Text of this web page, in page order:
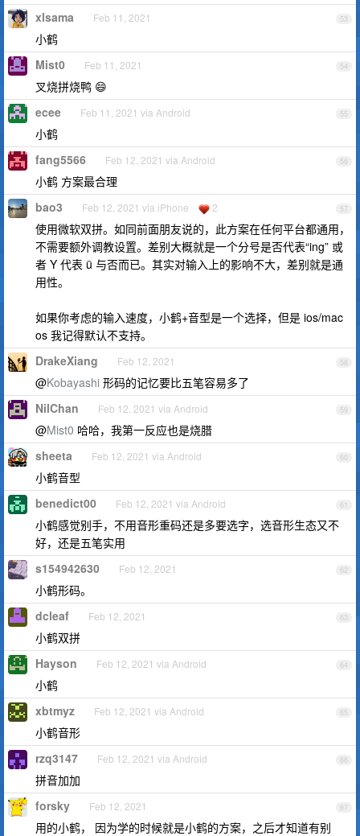
53
xlsama Feb 11, 2021
小鹤
54
Mist0 Feb 11, 2021
叉烧拼烧鸭 😄
55
ecee Feb 11, 2021 via Android
小鹤
56
fang5566 Feb 12, 2021 via Android
小鹤 方案最合理
57
bao3 Feb 12, 2021 via iPhone 2
使用微软双拼。如同前面朋友说的，此方案在任何平台都通用，
不需要额外调教设置。差别大概就是一个分号是否代表“ing” 或
者 Y 代表 ü 与否而已。其实对输入上的影响不大，差别就是通
用性。
如果你考虑的输入速度，小鹤+音型是一个选择，但是 ios/mac
os 我记得默认不支持。
58
DrakeXiang Feb 12, 2021
@Kobayashi 形码的记忆要比五笔容易多了
59
NilChan Feb 12, 2021 via Android
@Mist0 哈哈，我第一反应也是烧腊
60
sheeta Feb 12, 2021 via Android
小鹤音型
61
benedict00 Feb 12, 2021 via Android
小鹤感觉别手，不用音形重码还是多要选字，选音形生态又不
好，还是五笔实用
62
s154942630 Feb 12, 2021
小鹤形码。
63
dcleaf Feb 12, 2021
小鹤双拼
64
Hayson Feb 12, 2021 via Android
小鹤
65
xbtmyz Feb 12, 2021 via Android
小鹤音形
66
rzq3147 Feb 12, 2021 via Android
拼音加加
67
forsky Feb 12, 2021
用的小鹤， 因为学的时候就是小鹤的方案，之后才知道有别